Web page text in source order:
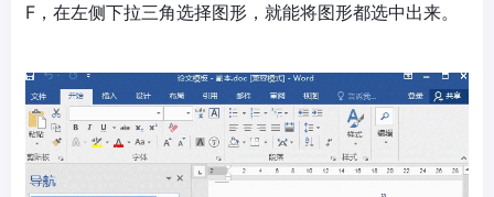
F，在左侧下拉三角选择图形，就能将图形都选中出来。